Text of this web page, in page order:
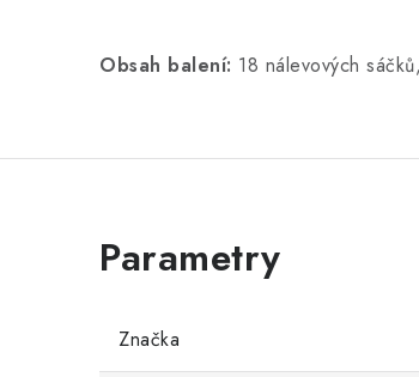
Obsah balení: 18 nálevových
Značka